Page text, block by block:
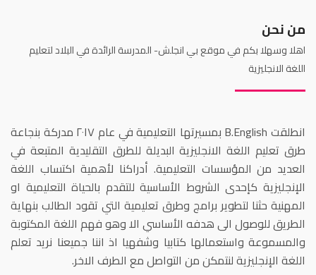
من نحن
اهلا وسهلا بكم في موقع بي انجلش- المدرسة الرائدة في البلاد لتعليم
اللغة الانجليزية
انطلقت B.English
بمسيرتها التعليمية في عام ٢٠١٧ مدركة بنجاعة
طرق تعليم اللغة الانجليزية البديلة للطرق التقليدية المتبعة في
العديد من المؤسسات التعليمية. أدراكنا لأهمية اكتساب اللغة
الإنجليزية كإحدى الشروط الأساسية للتقدم بالحياة التعليمية او
المهنية حثنا لتطوير برامج وطرق تعليمية التي تقود الطالب بنهاية
الطريق للوصول الى هدفه الأساسي الا وهو فهم اللغة المكتوبة
والمسموعة واستعمالها كتابيا وشفهيا اذ اننا جميعنا نريد تعلم
اللغة الإنجليزية لنتمكن من التواصل مع الطرف الاخر.